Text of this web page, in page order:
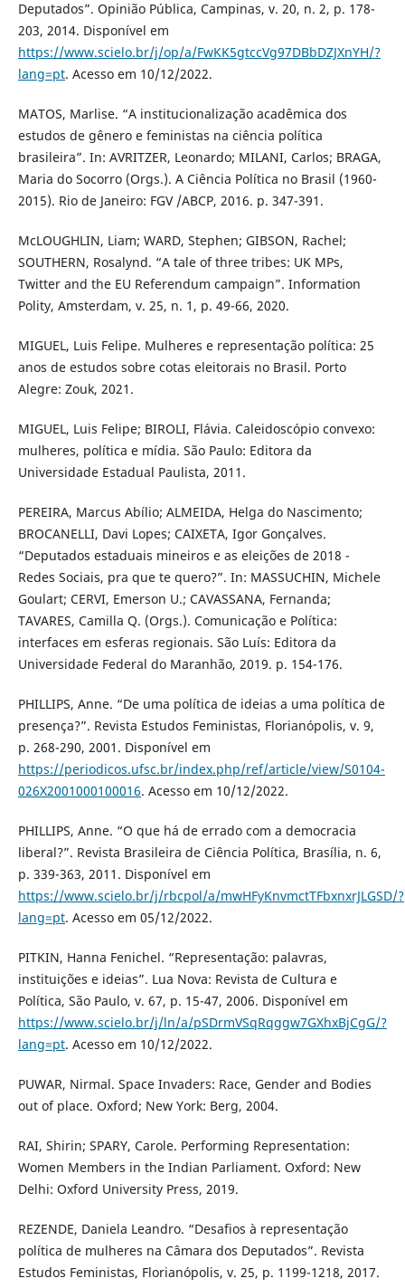
Deputados”. Opinião Pública, Campinas, v. 20, n. 2, p. 178-
203, 2014. Disponível em
https://www.scielo.br/j/op/a/FwKK5gtccVg97DBbDZJXnYH/?
lang=pt. Acesso em 10/12/2022.
MATOS, Marlise. “A institucionalização acadêmica dos
estudos de gênero e feministas na ciência política
brasileira”. In: AVRITZER, Leonardo; MILANI, Carlos; BRAGA,
Maria do Socorro (Orgs.). A Ciência Política no Brasil (1960-
2015). Rio de Janeiro: FGV /ABCP, 2016. p. 347-391.
McLOUGHLIN, Liam; WARD, Stephen; GIBSON, Rachel;
SOUTHERN, Rosalynd. “A tale of three tribes: UK MPs,
Twitter and the EU Referendum campaign”. Information
Polity, Amsterdam, v. 25, n. 1, p. 49-66, 2020.
MIGUEL, Luis Felipe. Mulheres e representação política: 25
anos de estudos sobre cotas eleitorais no Brasil. Porto
Alegre: Zouk, 2021.
MIGUEL, Luis Felipe; BIROLI, Flávia. Caleidoscópio convexo:
mulheres, política e mídia. São Paulo: Editora da
Universidade Estadual Paulista, 2011.
PEREIRA, Marcus Abílio; ALMEIDA, Helga do Nascimento;
BROCANELLI, Davi Lopes; CAIXETA, Igor Gonçalves.
“Deputados estaduais mineiros e as eleições de 2018 -
Redes Sociais, pra que te quero?”. In: MASSUCHIN, Michele
Goulart; CERVI, Emerson U.; CAVASSANA, Fernanda;
TAVARES, Camilla Q. (Orgs.). Comunicação e Política:
interfaces em esferas regionais. São Luís: Editora da
Universidade Federal do Maranhão, 2019. p. 154-176.
PHILLIPS, Anne. “De uma política de ideias a uma política de
presença?”. Revista Estudos Feministas, Florianópolis, v. 9,
p. 268-290, 2001. Disponível em
https://periodicos.ufsc.br/index.php/ref/article/view/S0104-
026X2001000100016. Acesso em 10/12/2022.
PHILLIPS, Anne. “O que há de errado com a democracia
liberal?”. Revista Brasileira de Ciência Política, Brasília, n. 6,
p. 339-363, 2011. Disponível em
https://www.scielo.br/j/rbcpol/a/mwHFyKnvmctTFbxnxrJLGSD/?
lang=pt. Acesso em 05/12/2022.
PITKIN, Hanna Fenichel. “Representação: palavras,
instituições e ideias”. Lua Nova: Revista de Cultura e
Política, São Paulo, v. 67, p. 15-47, 2006. Disponível em
https://www.scielo.br/j/ln/a/pSDrmVSqRqggw7GXhxBjCgG/?
lang=pt. Acesso em 10/12/2022.
PUWAR, Nirmal. Space Invaders: Race, Gender and Bodies
out of place. Oxford; New York: Berg, 2004.
RAI, Shirin; SPARY, Carole. Performing Representation:
Women Members in the Indian Parliament. Oxford: New
Delhi: Oxford University Press, 2019.
REZENDE, Daniela Leandro. “Desafios à representação
política de mulheres na Câmara dos Deputados”. Revista
Estudos Feministas, Florianópolis, v. 25, p. 1199-1218, 2017.